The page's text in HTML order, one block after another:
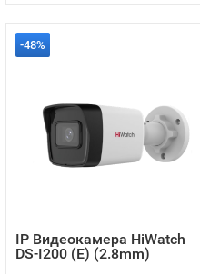
-48%
IP Видеокамера HiWatch
DS-I200 (E) (2.8mm)